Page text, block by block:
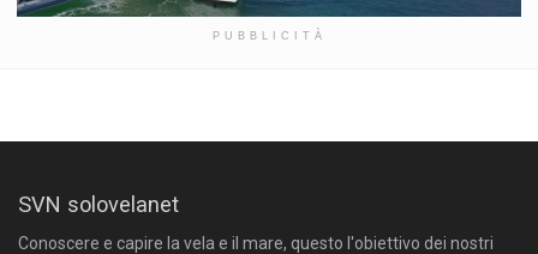
PUBBLICITÀ
SVN solovelanet
Conoscere e capire la vela e il mare, questo l'obiettivo dei nostri